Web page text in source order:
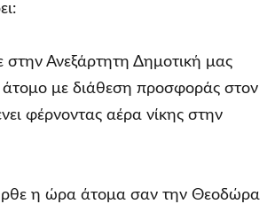
στην Ανεξάρτητη Δημοτική μας
με διάθεση προσφοράς στον
φέρνοντας αέρα νίκης στην
η ώρα άτομα σαν την Θεοδώρα